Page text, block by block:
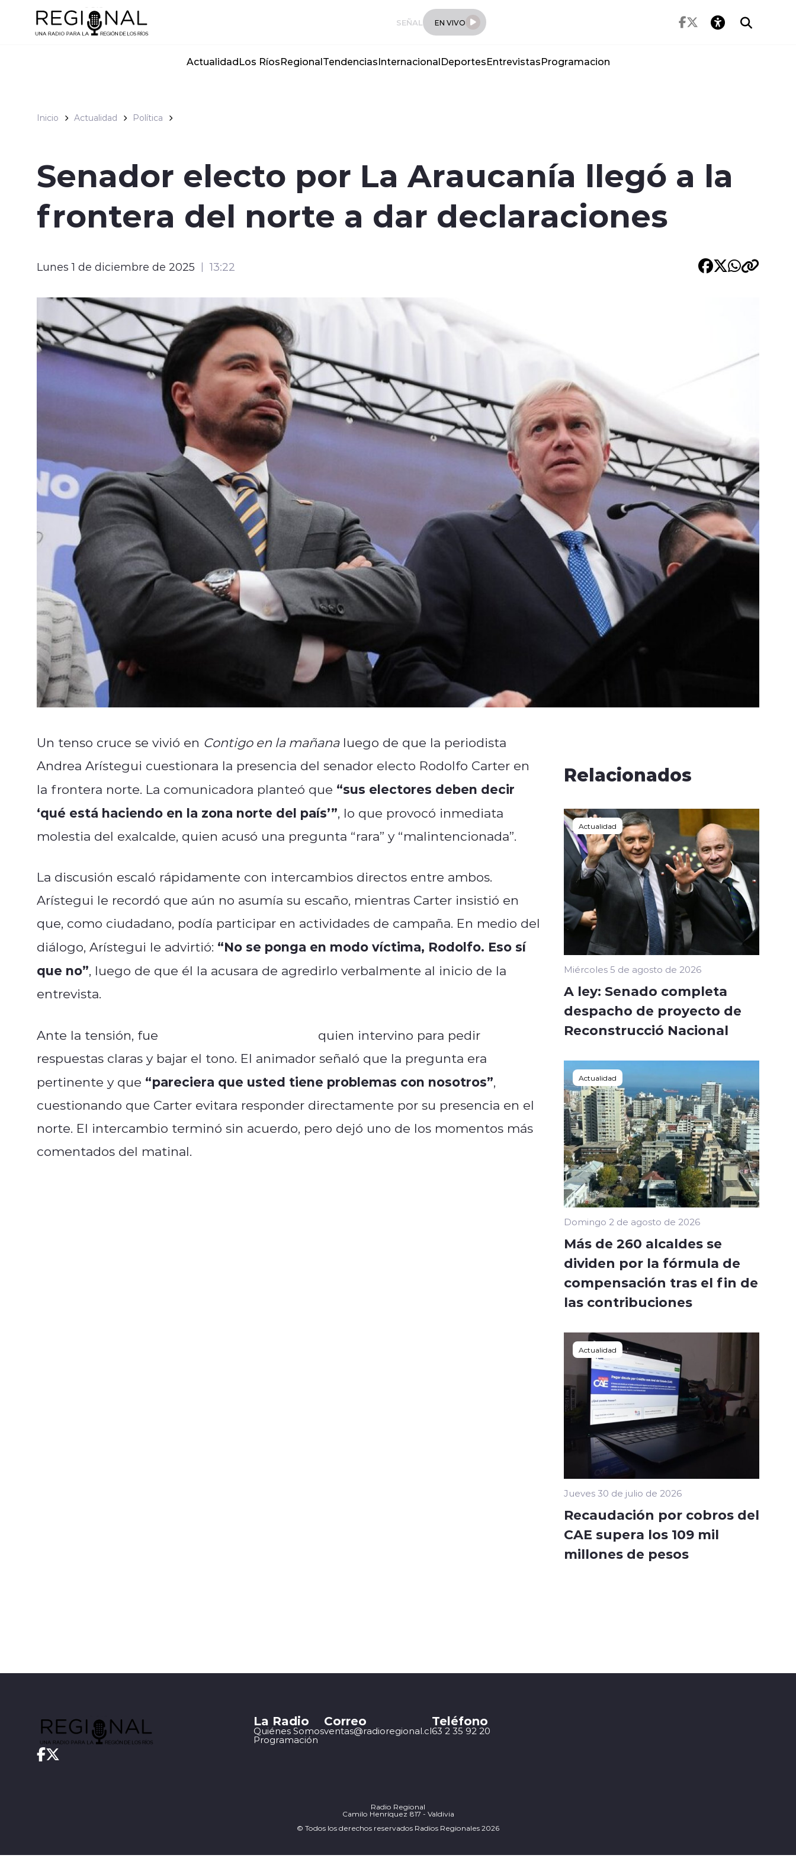
Click acá para ir directamente al contenido
SEÑAL EN VIVO
ActualidadLos RíosRegionalTendenciasInternacionalDeportesEntrevistasProgramacion
Inicio Actualidad Política
Senador electo por La Araucanía llegó a la
frontera del norte a dar declaraciones
Lunes 1 de diciembre de 2025 13:22
Un tenso cruce se vivió en Contigo en la mañanaluego de que la periodista
Andrea Arístegui cuestionara la presencia del senador electo Rodolfo Carter en
la frontera norte. La comunicadora planteó que “sus electores deben decir
‘qué está haciendo en la zona norte del país’”, lo que provocó inmediata
molestia del exalcalde, quien acusó una pregunta “rara” y “malintencionada”.
La discusión escaló rápidamente con intercambios directos entre ambos.
Arístegui le recordó que aún no asumía su escaño, mientras Carter insistió en
que, como ciudadano, podía participar en actividades de campaña. En medio del
diálogo, Arístegui le advirtió: “No se ponga en modo víctima, Rodolfo. Eso sí
que no”, luego de que él la acusara de agredirlo verbalmente al inicio de la
entrevista.
Ante la tensión, fue
quien intervino para pedir
respuestas claras y bajar el tono. El animador señaló que la pregunta era
pertinente y que “pareciera que usted tiene problemas con nosotros”,
cuestionando que Carter evitara responder directamente por su presencia en el
norte. El intercambio terminó sin acuerdo, pero dejó uno de los momentos más
comentados del matinal.
Relacionados
Actualidad
Miércoles 5 de agosto de 2026
A ley: Senado completa
despacho de proyecto de
Reconstrucció Nacional
Actualidad
Domingo 2 de agosto de 2026
Más de 260 alcaldes se
dividen por la fórmula de
compensación tras el fin de
las contribuciones
Actualidad
Jueves 30 de julio de 2026
Recaudación por cobros del
CAE supera los 109 mil
millones de pesos
La Radio
Quiénes Somos
Programación
Correo
ventas@radioregional.cl
Teléfono
63 2 35 92 20
Radio Regional
Camilo Henríquez 817 - Valdivia
© Todos los derechos reservados Radios Regionales 2026